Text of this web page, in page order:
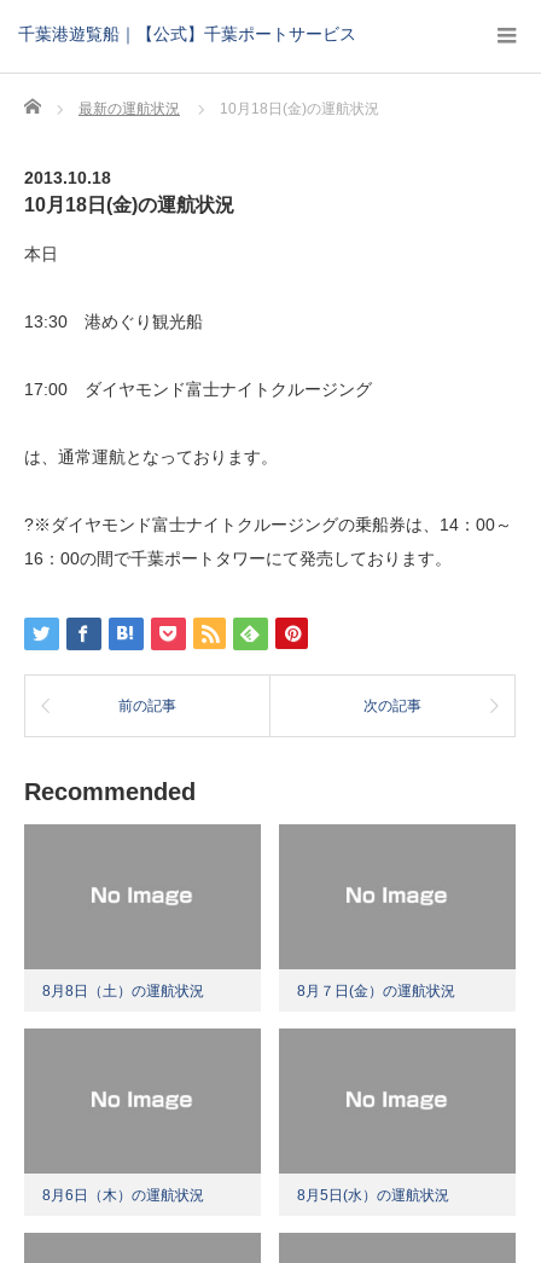
千葉港遊覧船｜【公式】千葉ポートサービス
Home 最新の運航状況 10月18日(金)の運航状況
2013.10.18
10月18日(金)の運航状況
本日
13:30 港めぐり観光船
17:00 ダイヤモンド富士ナイトクルージング
は、通常運航となっております。
?※ダイヤモンド富士ナイトクルージングの乗船券は、14：00～
16：00の間で千葉ポートタワーにて発売しております。
前の記事 次の記事
Recommended
8月8日（土）の運航状況 8月７日(金）の運航状況
8月6日（木）の運航状況 8月5日(水）の運航状況